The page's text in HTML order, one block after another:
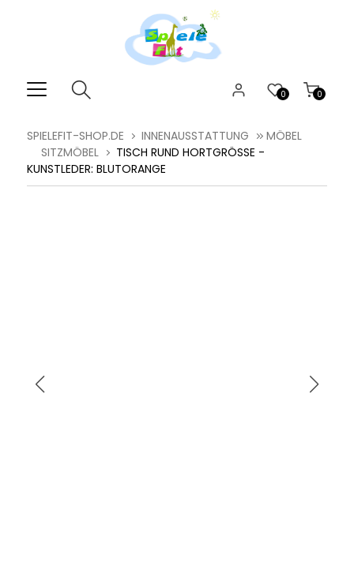
0
0
SPIELEFIT-SHOP.DE INNENAUSSTATTUNG
MÖBEL
SITZMÖBEL
TISCH RUND HORTGRÖSSE - K
UNSTLEDER: BLUTORANGE